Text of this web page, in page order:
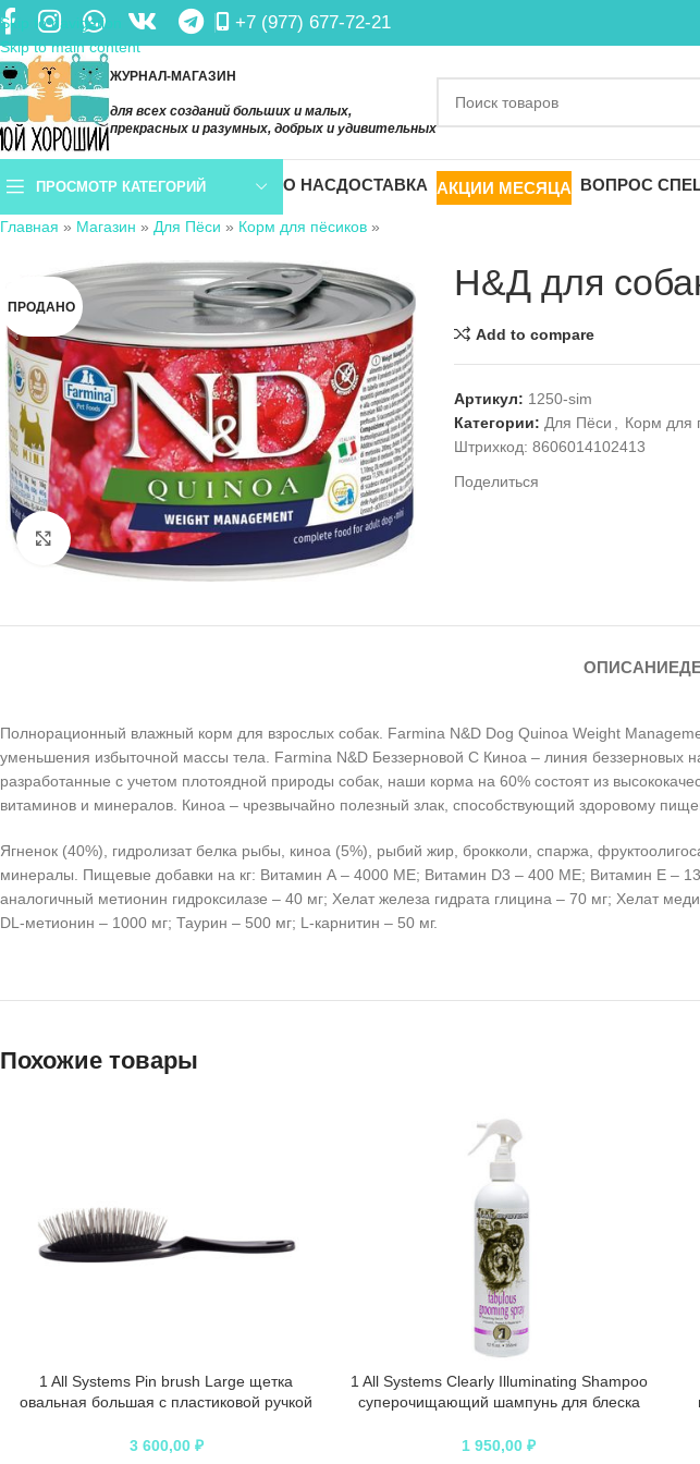
Skip to navigation
Skip to main content
+7 (977) 677-72-21
ЖУРНАЛ-МАГАЗИН
для всех созданий больших и малых,
прекрасных и разумных, добрых и удивительных
ПРОСМОТР КАТЕГОРИЙ О НАСДОСТАВКА АКЦИИ МЕСЯЦА ВОПРОС
Главная » Магазин » Для Пёси » Корм для пёсиков »
ПРОДАНО
Нажмите, чтобы увеличить
Н&Д для
Add to compare
Артикул: 1250-sim
Категории: Для Пёси
Корм для
Штрихкод:8606014102413
Поделиться
ОПИСАНИЕ
Полнорационный влажный корм для взрослых собак. Farmina N&D Dog Quinoa Weight
уменьшения избыточной массы тела. Farmina N&D Беззерновой С Киноа – линия
разработанные с учетом плотоядной природы собак, наши корма на 60% состоят из
витаминов и минералов. Киноа – чрезвычайно полезный злак, способствующий здоровому
Ягненок (40%), гидролизат белка рыбы, киноа (5%), рыбий жир, брокколи, спаржа,
минералы. Пищевые добавки на кг: Витамин А – 4000 МЕ; Витамин D3 – 400 МЕ; Витамин Е –
аналогичный метионин гидроксилазе – 40 мг; Хелат железа гидрата глицина – 70 мг; Хелат
DL-метионин – 1000 мг; Таурин – 500 мг; L-карнитин – 50 мг.
Похожие товары
1 All Systems Pin brush Large щетка
овальная большая с пластиковой ручкой
3 600,00 ₽
1 All Systems Clearly Illuminating Shampoo
суперочищающий шампунь для блеска
1 950,00₽